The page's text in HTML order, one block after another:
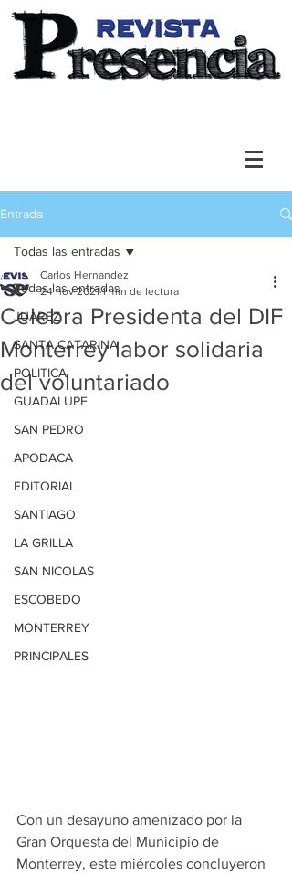
Entrada
Todas las entradas
JUAREZ
SANTA CATARINA
POLITICA
GUADALUPE
SAN PEDRO
APODACA
EDITORIAL
SANTIAGO
LA GRILLA
SAN NICOLAS
ESCOBEDO
MONTERREY
PRINCIPALES
Todas las entradas
Celebra Presidenta del DIF
Monterrey labor solidaria
del voluntariado
Carlos Hernandez
24 nov 2021 1 min de lectura
Con un desayuno amenizado por la
Gran Orquesta del Municipio de
Monterrey, este miércoles concluyeron